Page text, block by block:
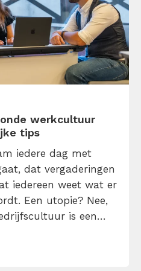
werkcultuur
tips
iedere dag met
dat vergaderingen
iedereen weet wat er
Een utopie? Nee,
is een
direct